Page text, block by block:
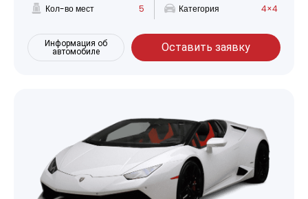
Кол-во мест 5 Категория 4×4
Информация об
автомобиле
Оставить заявку